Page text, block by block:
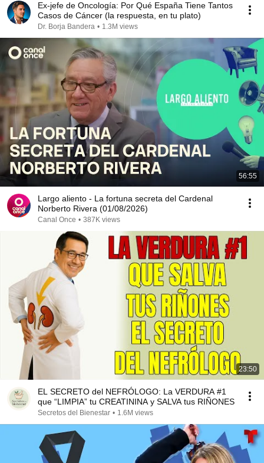
Ex-jefe de Oncología: Por Qué España Tiene Tantos
Casos de Cáncer (la respuesta, en tu plato)
Dr. Borja Bandera • 1.3M views
56:55
Largo aliento - La fortuna secreta del Cardenal
Norberto Rivera (01/08/2026)
Canal Once • 387K views
23:50
EL SECRETO del NEFRÓLOGO: La VERDURA #1
que “LIMPIA” tu CREATININA y SALVA tus RIÑONES
Secretos del Bienestar • 1.6M views